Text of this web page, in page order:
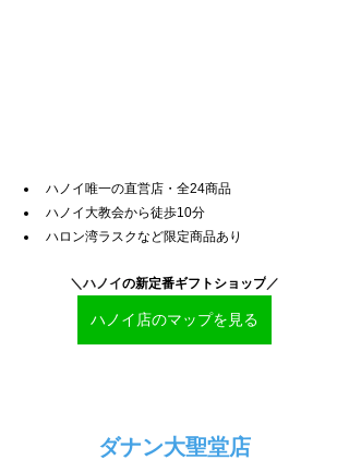
ハノイ唯一の直営店・全24商品
ハノイ大教会から徒歩10分
ハロン湾ラスクなど限定商品あり
＼ハノイの新定番ギフトショップ ／
ハノイ店のマップを見る
ダナン大聖堂店